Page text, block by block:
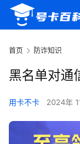
首页 防诈知识
黑名单对通
用卡不卡 2024年